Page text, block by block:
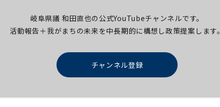
岐阜県議 和田直也の公式YouTubeチャンネルです。
活動報告＋我がまちの未来を中長期的に構想し政策提案します。
チャンネル登録